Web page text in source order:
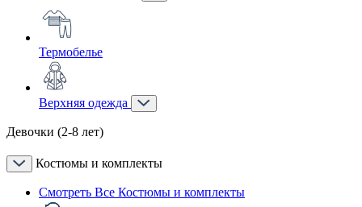
Термобелье
Верхняя одежда
Девочки (2-8 лет)
Костюмы и комплекты
Смотреть Все Костюмы и комплекты